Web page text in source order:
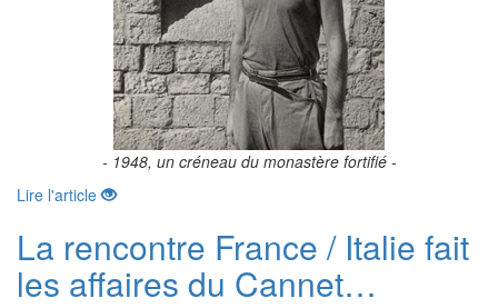
- 1948, un créneau du monastère fortifié -
Lire l'article
La rencontre France / Italie fait
les affaires du Cannet…